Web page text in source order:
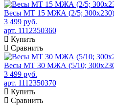
Весы МТ 15 МЖА (2/5;
3 499 руб.
арт. 1112350360
Купить
Сравнить
Весы МТ 30 МЖА (5/10;
3 499 руб.
арт. 1112350370
Купить
Сравнить